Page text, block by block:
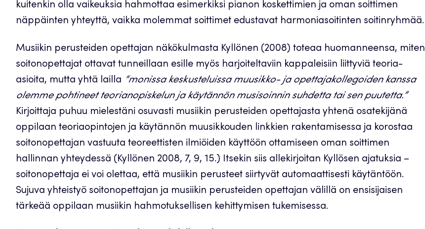
kuitenkin olla vaikeuksia hahmottaa esimerkiksi pianon koskettimien ja oman soittimen
näppäinten yhteyttä, vaikka molemmat soittimet edustavat harmoniasoitinten soitinryhmää.
Musiikin perusteiden opettajan näkökulmasta Kyllönen (2008) toteaa huomanneensa, miten
soitonopettajat ottavat tunneillaan esille myös harjoiteltaviin kappaleisiin liittyviä teoria-
asioita, mutta yhtä lailla “monissa keskusteluissa muusikko- ja opettajakollegoiden kanssa
olemme pohtineet teorianopiskelun ja käytännön musisoinnin suhdetta tai sen puutetta.”
Kirjoittaja puhuu mielestäni osuvasti musiikin perusteiden opettajasta yhtenä osatekijänä
oppilaan teoriaopintojen ja käytännön muusikkouden linkkien rakentamisessa ja korostaa
soitonopettajan vastuuta teoreettisten ilmiöiden käyttöön ottamiseen oman soittimen
hallinnan yhteydessä (Kyllönen 2008, 7, 9, 15.) Itsekin siis allekirjoitan Kyllösen ajatuksia –
soitonopettaja ei voi olettaa, että musiikin perusteet siirtyvät automaattisesti käytäntöön.
Sujuva yhteistyö soitonopettajan ja musiikin perusteiden opettajan välillä on ensisijaisen
tärkeää oppilaan musiikin hahmotuksellisen kehittymisen tukemisessa.